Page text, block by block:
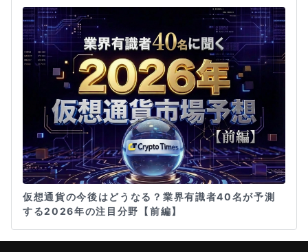
仮想通貨の今後はどうなる？業界有識者40名が予測
する2026年の注目分野【前編】